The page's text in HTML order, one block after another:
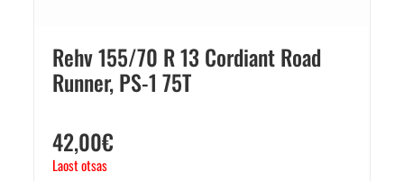
Rehv 155/70 R 13 Cordiant Road
Runner, PS-1 75T
42,00€
Laost otsas